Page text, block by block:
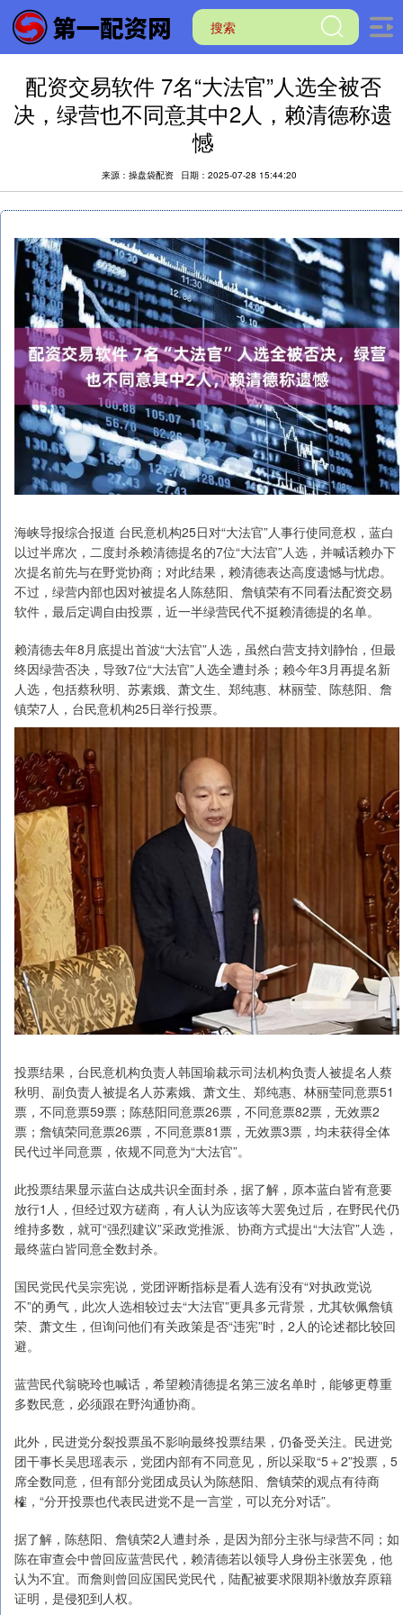
配资交易软件 7名“大法官”人选全被否
决，绿营也不同意其中2人，赖清德称遗
憾
来源：操盘袋配资 日期：2025-07-28 15:44:20
海峡导报综合报道 台民意机构25日对“大法官”人事行使同意权，蓝白
以过半席次，二度封杀赖清德提名的7位“大法官”人选，并喊话赖办下
次提名前先与在野党协商；对此结果，赖清德表达高度遗憾与忧虑。
不过，绿营内部也因对被提名人陈慈阳、詹镇荣有不同看法配资交易
软件，最后定调自由投票，近一半绿营民代不挺赖清德提的名单。
赖清德去年8月底提出首波“大法官”人选，虽然白营支持刘静怡，但最
终因绿营否决，导致7位“大法官”人选全遭封杀；赖今年3月再提名新
人选，包括蔡秋明、苏素娥、萧文生、郑纯惠、林丽莹、陈慈阳、詹
镇荣7人，台民意机构25日举行投票。
投票结果，台民意机构负责人韩国瑜裁示司法机构负责人被提名人蔡
秋明、副负责人被提名人苏素娥、萧文生、郑纯惠、林丽莹同意票51
票，不同意票59票；陈慈阳同意票26票，不同意票82票，无效票2
票；詹镇荣同意票26票，不同意票81票，无效票3票，均未获得全体
民代过半同意票，依规不同意为“大法官”。
此投票结果显示蓝白达成共识全面封杀，据了解，原本蓝白皆有意要
放行1人，但经过双方磋商，有人认为应该等大罢免过后，在野民代仍
维持多数，就可“强烈建议”采政党推派、协商方式提出“大法官”人选，
最终蓝白皆同意全数封杀。
国民党民代吴宗宪说，党团评断指标是看人选有没有“对执政党说
不”的勇气，此次人选相较过去“大法官”更具多元背景，尤其钦佩詹镇
荣、萧文生，但询问他们有关政策是否“违宪”时，2人的论述都比较回
避。
蓝营民代翁晓玲也喊话，希望赖清德提名第三波名单时，能够更尊重
多数民意，必须跟在野沟通协商。
此外，民进党分裂投票虽不影响最终投票结果，仍备受关注。民进党
团干事长吴思瑶表示，党团内部有不同意见，所以采取“5＋2”投票，5
席全数同意，但有部分党团成员认为陈慈阳、詹镇荣的观点有待商
榷，“分开投票也代表民进党不是一言堂，可以充分对话”。
据了解，陈慈阳、詹镇荣2人遭封杀，是因为部分主张与绿营不同；如
陈在审查会中曾回应蓝营民代，赖清德若以领导人身份主张罢免，他
认为不宜。而詹则曾回应国民党民代，陆配被要求限期补缴放弃原籍
证明，是侵犯到人权。